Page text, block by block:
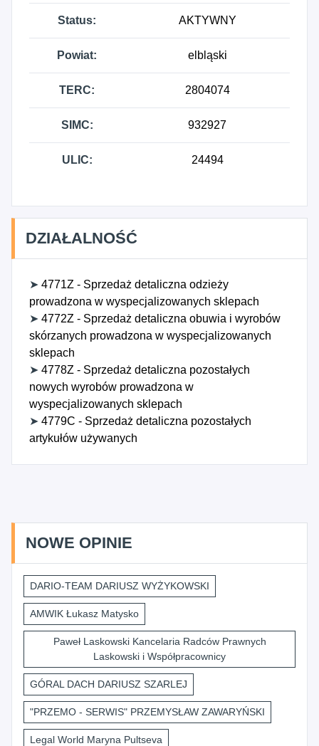
Status: AKTYWNY
Powiat: elbląski
TERC: 2804074
SIMC: 932927
ULIC: 24494
DZIAŁALNOŚĆ
➤ 4771Z - Sprzedaż detaliczna odzieży
prowadzona w wyspecjalizowanych sklepach
➤ 4772Z - Sprzedaż detaliczna obuwia i wyrobów
skórzanych prowadzona w wyspecjalizowanych
sklepach
➤ 4778Z - Sprzedaż detaliczna pozostałych
nowych wyrobów prowadzona w
wyspecjalizowanych sklepach
➤ 4779C - Sprzedaż detaliczna pozostałych
artykułów używanych
NOWE OPINIE
DARIO-TEAM DARIUSZ WYŻYKOWSKI
AMWIK Łukasz Matysko
Paweł Laskowski Kancelaria Radców Prawnych
Laskowski i Współpracownicy
GÓRAL DACH DARIUSZ SZARLEJ
"PRZEMO - SERWIS" PRZEMYSŁAW ZAWARYŃSKI
Legal World Maryna Pultseva